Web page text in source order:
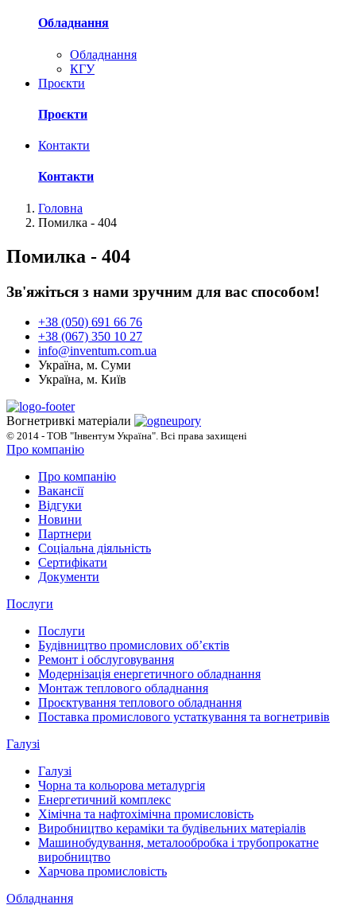
Обладнання
Обладнання
КГУ
Проєкти
Проєкти
Контакти
Контакти
Головна
Помилка - 404
Помилка - 404
Зв'яжіться з нами зручним для вас способом!
+38 (050) 691 66 76
+38 (067) 350 10 27
info@inventum.com.ua
Україна, м. Суми
Україна, м. Київ
Вогнетривкі матеріали
© 2014 - ТОВ "Інвентум Україна". Всі права захищені
Про компанію
Про компанію
Вакансії
Відгуки
Новини
Партнери
Соціальна діяльність
Сертифікати
Документи
Послуги
Послуги
Будівництво промислових обʼєктів
Ремонт і обслуговування
Модернізація енергетичного обладнання
Монтаж теплового обладнання
Проєктування теплового обладнання
Поставка промислового устаткування та вогнетривів
Галузі
Галузі
Чорна та кольорова металургія
Енергетичний комплекс
Хімічна та нафтохімічна промисловість
Виробництво кераміки та будівельних матеріалів
Машинобудування, металообробка і трубопрокатне
виробництво
Харчова промисловість
Обладнання